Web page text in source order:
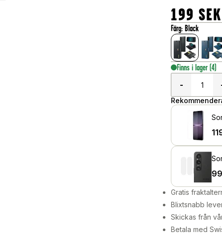
199 SEK
Färg: Black
Finns i lager (4)
-
99
Gratis
Blixtsnabb
Skickas från
Betala med